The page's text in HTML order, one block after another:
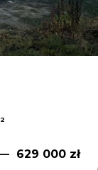
2
629 000 zł